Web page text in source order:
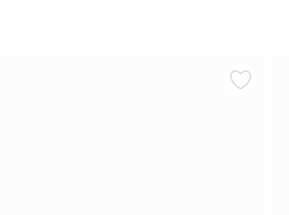
Articolo 2 di 3